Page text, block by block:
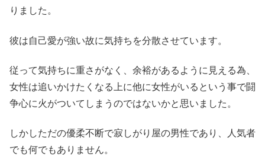
りました。
彼は自己愛が強い故に気持ちを分散させています。
従って気持ちに重さがなく、余裕があるように見える為、
女性は追いかけたくなる上に他に女性がいるという事で闘
争心に火がついてしまうのではないかと思いました。
しかしただの優柔不断で寂しがり屋の男性であり、人気者
でも何でもありません。